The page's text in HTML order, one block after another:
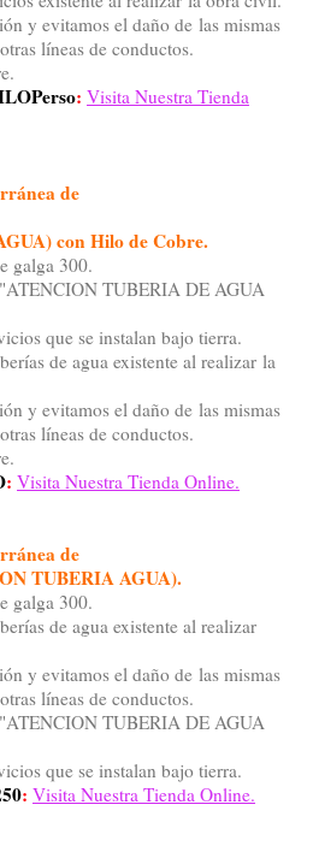
y evitamos el daño de las mismas
líneas de conductos.
: Visita Nuestra Tienda
de
con Hilo de Cobre.
galga 300.
TUBERIA DE AGUA
que se instalan bajo tierra.
de agua existente al realizar la
y evitamos el daño de las mismas
líneas de conductos.
: Visita Nuestra Tienda Online.
de
TUBERIA AGUA).
galga 300.
de agua existente al realizar
y evitamos el daño de las mismas
líneas de conductos.
TUBERIA DE AGUA
que se instalan bajo tierra.
: Visita Nuestra Tienda Online.